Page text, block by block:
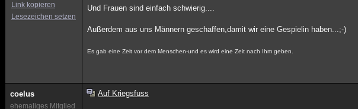
Link kopieren
Lesezeichen setzen
Und Frauen sind einfach schwierig....
Außerdem aus uns Männern geschaffen,damit wir eine Gespielin haben...;-)
Es gab eine Zeit vor dem Menschen-und es wird eine Zeit nach Ihm geben.
coelus
ehemaliges Mitglied
Auf Kriegsfuss